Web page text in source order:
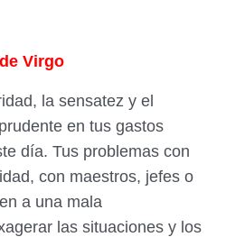
Virgo
la sensatez y el
en tus gastos
día. Tus problemas con
con maestros, jefes o
a una mala
las situaciones y los